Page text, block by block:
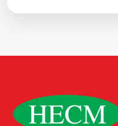
DE HECM